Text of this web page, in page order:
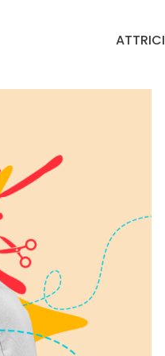
ATTRICI